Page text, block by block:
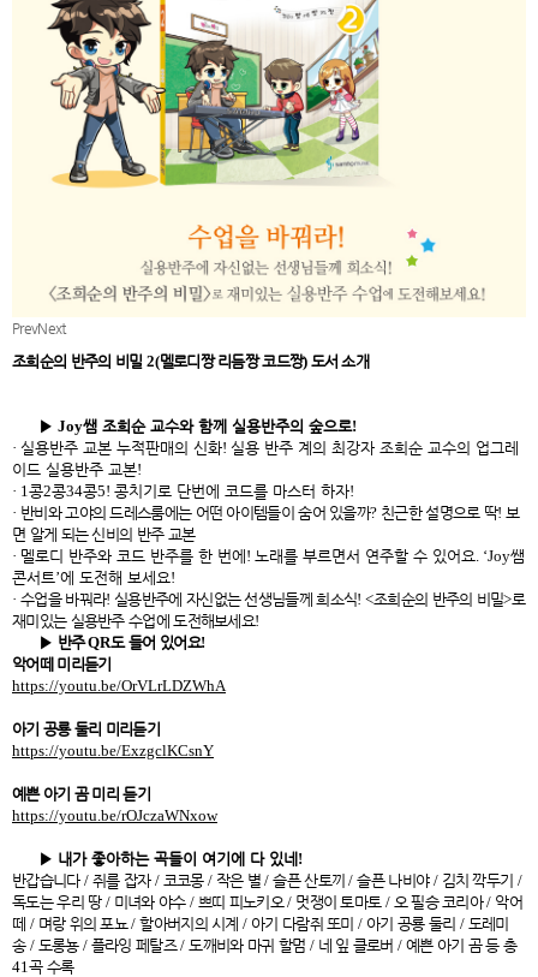
PrevNext
조희순의 반주의 비밀 2(멜로디짱 리듬짱 코드짱) 도서 소개
▶ Joy쌤 조희순 교수와 함께 실용반주의 숲으로!
· 실용반주 교본 누적판매의 신화! 실용 반주 계의 최강자 조희순 교수의 업그레
이드 실용반주 교본!
· 1콩2콩34콩5! 콩치기로 단번에 코드를 마스터 하자!
· 반비와 고야의 드레스룸에는 어떤 아이템들이 숨어 있을까? 친근한 설명으로 딱! 보
면 알게 되는 신비의 반주 교본
· 멜로디 반주와 코드 반주를 한 번에 ! 노래를 부르면서 연주할 수 있어요. ‘Joy쌤
콘서트’에 도전해 보세요!
· 수업을 바꿔라!실용반주에 자신없는 선생님들께 희소식! <조희순의 반주의 비밀>로
재미있는 실용반주 수업에 도전해보세요!
▶ 반주QR도 들어 있어요!
악어떼 미리듣기
https://youtu.be/OrVLrLDZWhA
아기 공룡 둘리 미리듣기
https://youtu.be/ExzgclKCsnY
예쁜 아기 곰 미리 듣기
https://youtu.be/rOJczaWNxow
▶ 내가 좋아하는 곡들이 여기에 다 있네 !
반갑습니다 / 쥐를 잡자 / 코코몽 / 작은 별/슬픈 산토끼/슬픈 나비야 / 김치 깍두기 /
독도는 우리 땅 / 미녀와 야수 / 쁘띠 피노키오/ 멋쟁이 토마토 / 오 필승 코리아/ 악어
떼 / 며랑 위의 포뇨/할아버지의 시계/ 아기 다람쥐 또미/ 아기 공룡 둘리 / 도레미
송 / 도롱뇽 / 플라잉 페탈즈/도깨비와 마귀 할멈 / 네 잎 클로버 / 예쁜 아기 곰 등 총
41곡 수록